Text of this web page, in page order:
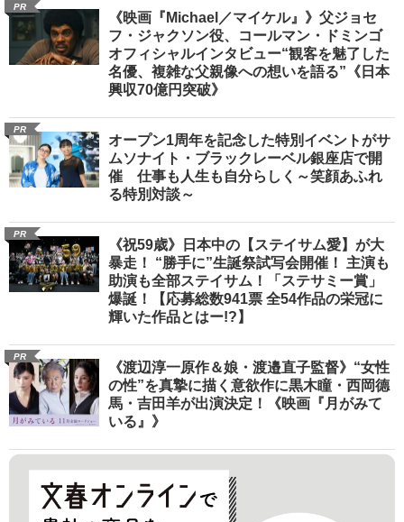
PR
《映画『Michael／マイケル』》父ジョセ
フ・ジャクソン役、コールマン・ドミンゴ
オフィシャルインタビュー“観客を魅了した
名優、複雑な父親像への想いを語る”《日本
興収70億円突破》
PR
オープン1周年を記念した特別イベントがサ
ムソナイト・ブラックレーベル銀座店で開
催 仕事も人生も自分らしく～笑顔あふれ
る特別対談～
PR
《祝59歳》日本中の【ステイサム愛】が大
暴走！ “勝手に”生誕祭試写会開催！ 主演も
助演も全部ステイサム！「ステサミー賞」
爆誕！【応募総数941票 全54作品の栄冠に
輝いた作品とはー!?】
PR
《渡辺淳一原作＆娘・渡邉直子監督》“女性
の性”を真摯に描く意欲作に黒木瞳・西岡德
馬・吉田羊が出演決定！《映画『月がみて
いる』》